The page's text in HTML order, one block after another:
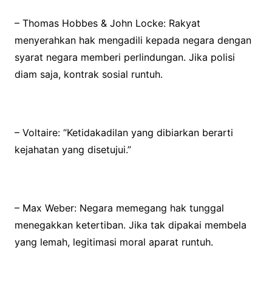
– Thomas Hobbes & John Locke: Rakyat
menyerahkan hak mengadili kepada negara dengan
syarat negara memberi perlindungan. Jika polisi
diam saja, kontrak sosial runtuh.
– Voltaire: “Ketidakadilan yang dibiarkan berarti
kejahatan yang disetujui.”
– Max Weber: Negara memegang hak tunggal
menegakkan ketertiban. Jika tak dipakai membela
yang lemah, legitimasi moral aparat runtuh.